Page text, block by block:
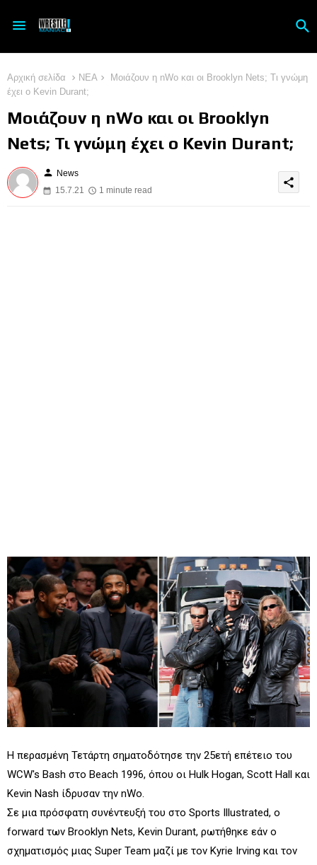
Αρχική σελίδα ΝΕΑ
Μοιάζουν η nWo και οι Brooklyn Nets; Τι γνώμη
έχει ο Kevin Durant;
Μοιάζουν η nWo και οι Brooklyn
Nets; Τι γνώμη έχει ο Kevin Durant;
person News
15.7.21
1 minute read
share
Η περασμένη Τετάρτη σηματοδότησε την 25ετή επέτειο του
WCW's Bash στο Beach 1996, όπου οι Hulk Hogan, Scott Hall και
Kevin Nash ίδρυσαν την nWo.
Σε μια πρόσφατη συνέντευξή του στο Sports Illustrated, ο
forward των Brooklyn Nets, Kevin Durant, ρωτήθηκε εάν ο
σχηματισμός μιας Super Team μαζί με τον Kyrie Irving και τον